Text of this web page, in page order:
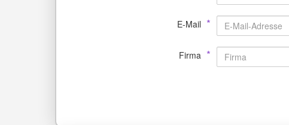
E-Mail *
Firma *